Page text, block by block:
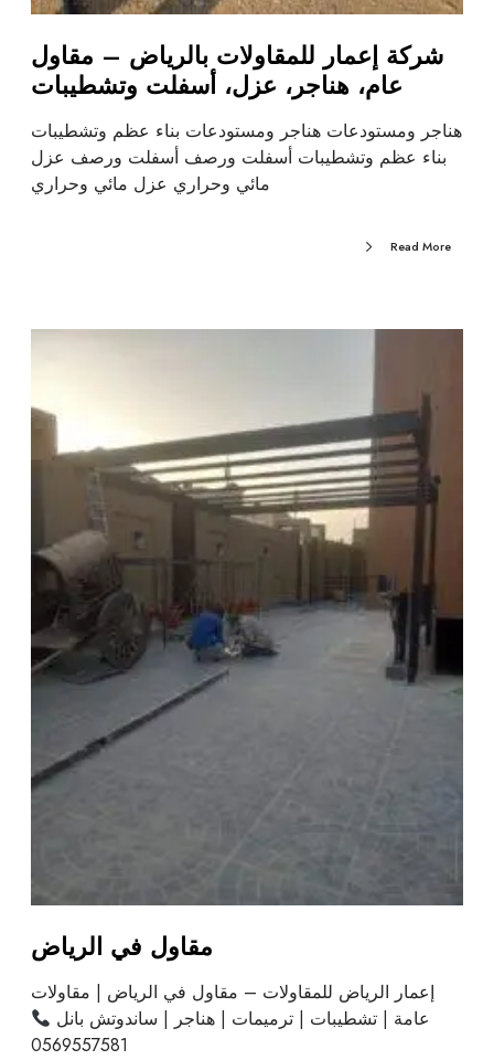
شركة إعمار للمقاولات بالرياض – مقاول
عام، هناجر، عزل، أسفلت وتشطيبات
هناجر ومستودعات هناجر ومستودعات بناء عظم وتشطيبات
بناء عظم وتشطيبات أسفلت ورصف أسفلت ورصف عزل
مائي وحراري عزل مائي وحراري
Read More
مقاول في الرياض
إعمار الرياض للمقاولات – مقاول في الرياض | مقاولات
عامة | تشطيبات | ترميمات | هناجر | ساندوتش بانل
0569557581